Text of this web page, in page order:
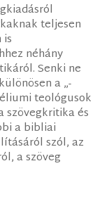
teljesen
néhány
Senki ne
a „-
teológusok
szövegkritika és
a bibliai
szól, az
a szöveg